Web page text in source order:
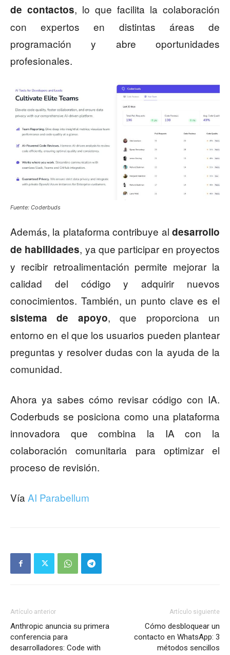
de contactos, lo que facilita la colaboración
con expertos en distintas áreas de
programación y abre oportunidades
profesionales.
Fuente: Coderbuds
Además, la plataforma contribuye al desarrollo
de habilidades, ya que participar en proyectos
y recibir retroalimentación permite mejorar la
calidad del código y adquirir nuevos
conocimientos. También, un punto clave es el
sistema de apoyo, que proporciona un
entorno en el que los usuarios pueden plantear
preguntas y resolver dudas con la ayuda de la
comunidad.
Ahora ya sabes cómo revisar código con IA.
Coderbuds se posiciona como una plataforma
innovadora que combina la IA con la
colaboración comunitaria para optimizar el
proceso de revisión.
Vía AI Parabellum
Artículo anterior
Anthropic anuncia su primera
conferencia para
desarrolladores: Code with
Artículo siguiente
Cómo desbloquear un
contacto en WhatsApp: 3
métodos sencillos